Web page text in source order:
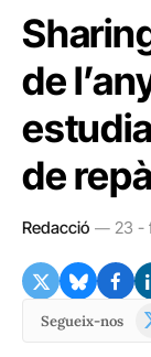
de
de
Redacció 23 -
Segueix-nos
X